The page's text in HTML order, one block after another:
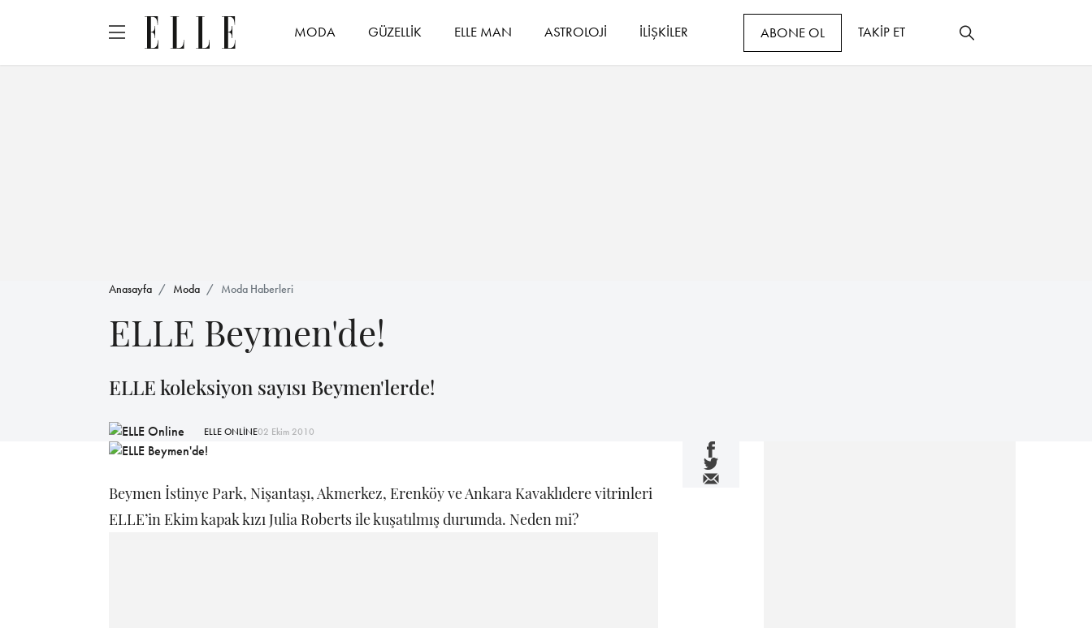
MODA GÜZELLİK ELLE MAN ASTROLOJİ İLİŞKİLER ABONE OL TAKİP ET
Anasayfa Moda Moda Haberleri
ELLE Beymen'de!
ELLE koleksiyon sayısı Beymen'lerde!
ELLE ONLİNE02 Ekim 2010
Beymen İstinye Park, Nişantaşı, Akmerkez, Erenköy ve Ankara Kavaklıdere vitrinleri
ELLE’in Ekim kapak kızı Julia Roberts ile kuşatılmış durumda. Neden mi?